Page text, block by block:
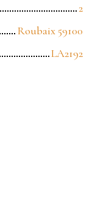
2
Roubaix 59100
LA2192